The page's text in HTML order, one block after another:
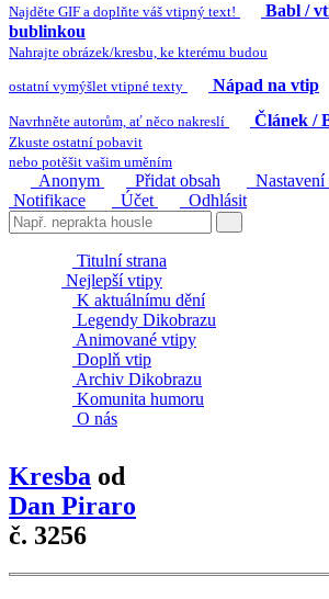
Najděte GIF a doplňte váš vtipný text!
Babl /
bublinkou
Nahrajte obrázek/kresbu, ke kterému budou
ostatní vymýšlet vtipné texty Nápad na vtip
Navrhněte autorům, ať něco nakreslí Článek
Zkuste ostatní pobavit
nebo potěšit vašim uměním
Anonym Přidat obsah Nastavení
Notifikace
Účet Odhlásit
Titulní strana
Nejlepší vtipy
K aktuálnímu dění
Legendy Dikobrazu
Animované vtipy
Doplň vtip
Archiv Dikobrazu
Komunita humoru
O nás
Kresba od
Dan Piraro
č. 3256